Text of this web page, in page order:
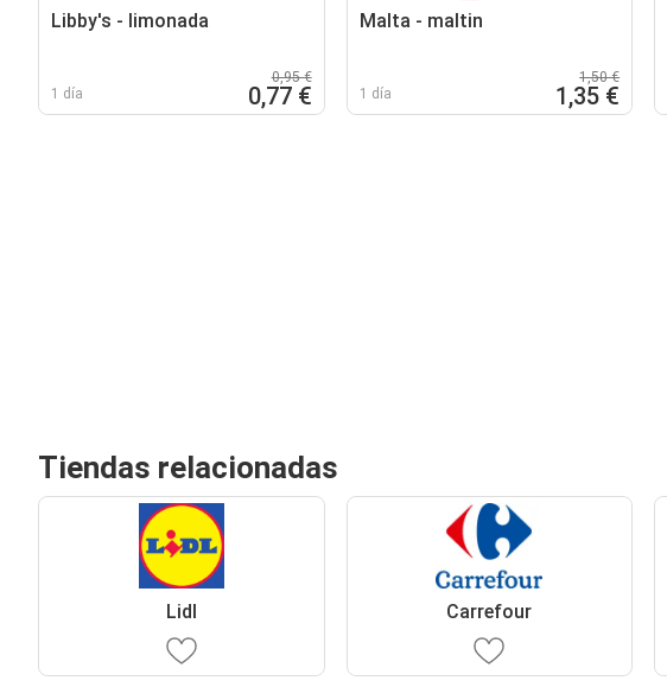
Libby's - limonada
1 día
0,95 €
0,77 €
Malta - maltin
1 día
1,50 €
1,35 €
Tiendas relacionadas
Lidl Carrefour